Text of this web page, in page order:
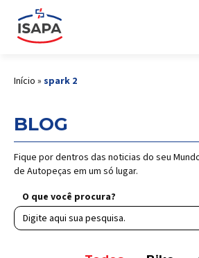
Início » spark 2
BLOG
Fique por dentros das noticias do seu
de Autopeças em um só lugar.
O que você procura?